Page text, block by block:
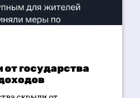
государства